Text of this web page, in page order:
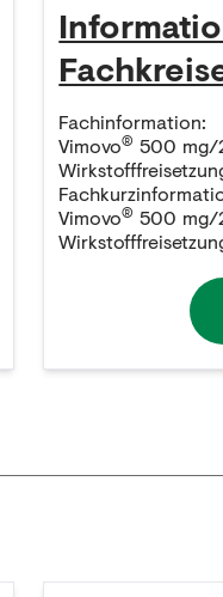
Fachinformation:
Vimovo® 500 mg/
Vimovo® 500 mg/